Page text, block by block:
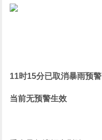
11时15分已取消暴雨预警
当前无预警生效